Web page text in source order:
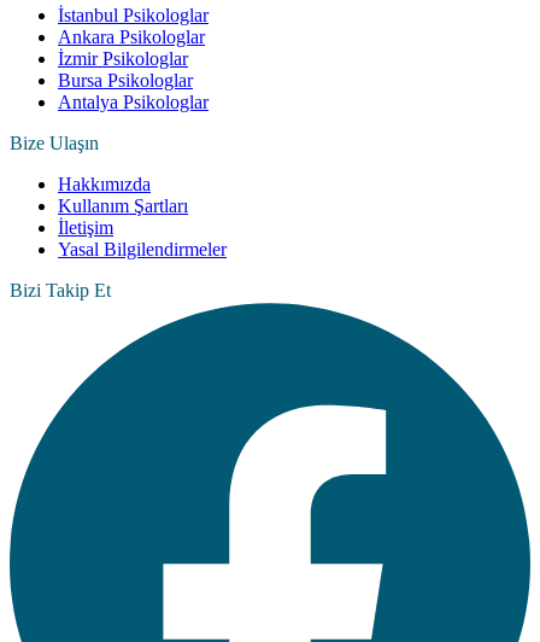
İstanbul Psikologlar
Ankara Psikologlar
İzmir Psikologlar
Bursa Psikologlar
Antalya Psikologlar
Bize Ulaşın
Hakkımızda
Kullanım Şartları
İletişim
Yasal Bilgilendirmeler
Bizi Takip Et